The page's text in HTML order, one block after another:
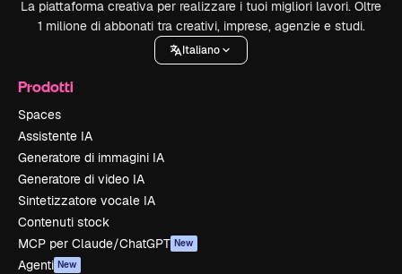
La piattaforma creativa per realizzare i tuoi migliori lavori. Oltre
1 milione di abbonati tra creativi, imprese, agenzie e studi.
Italiano
Prodotti
Spaces
Assistente IA
Generatore di immagini IA
Generatore di video IA
Sintetizzatore vocale IA
Contenuti stock
MCP per Claude/ChatGPT New
Agenti New